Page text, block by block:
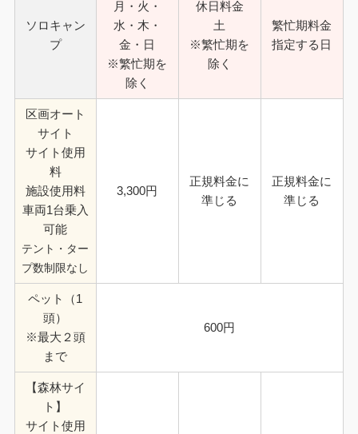
ソロキャン
プ
月・火・
水・木・
金・日
※繁忙期を
除く
休日料金
土
※繁忙期を
除く
繁忙期料金
指定する日
区画オート
サイト
サイト使用
料
施設使用料
車両1台乗入
可能
テント・ター
プ数制限なし
3,300円
正規料金に
準じる
正規料金に
準じる
ペット（1
頭）
※最大２頭
まで
600円
【森林サイ
ト】
サイト使用